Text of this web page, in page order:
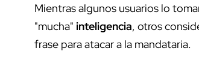
Mientras algunos usuarios lo
"mucha" inteligencia, otros
frase para atacar a la mandataria.